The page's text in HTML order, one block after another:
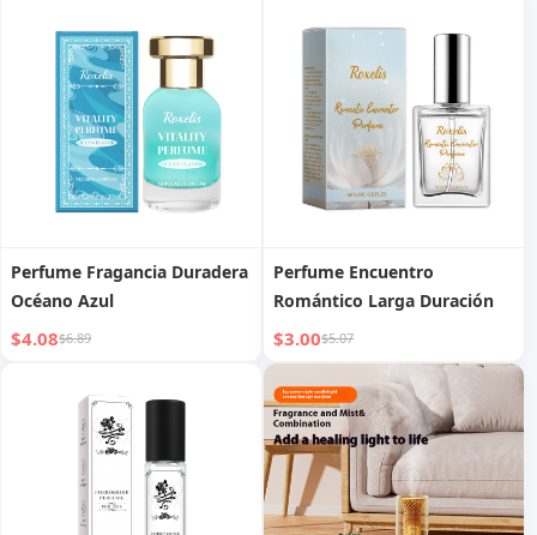
Perfume Fragancia Duradera
Océano Azul
$4.08$6.89
Perfume Encuentro
Romántico Larga Duración
$3.00$5.07